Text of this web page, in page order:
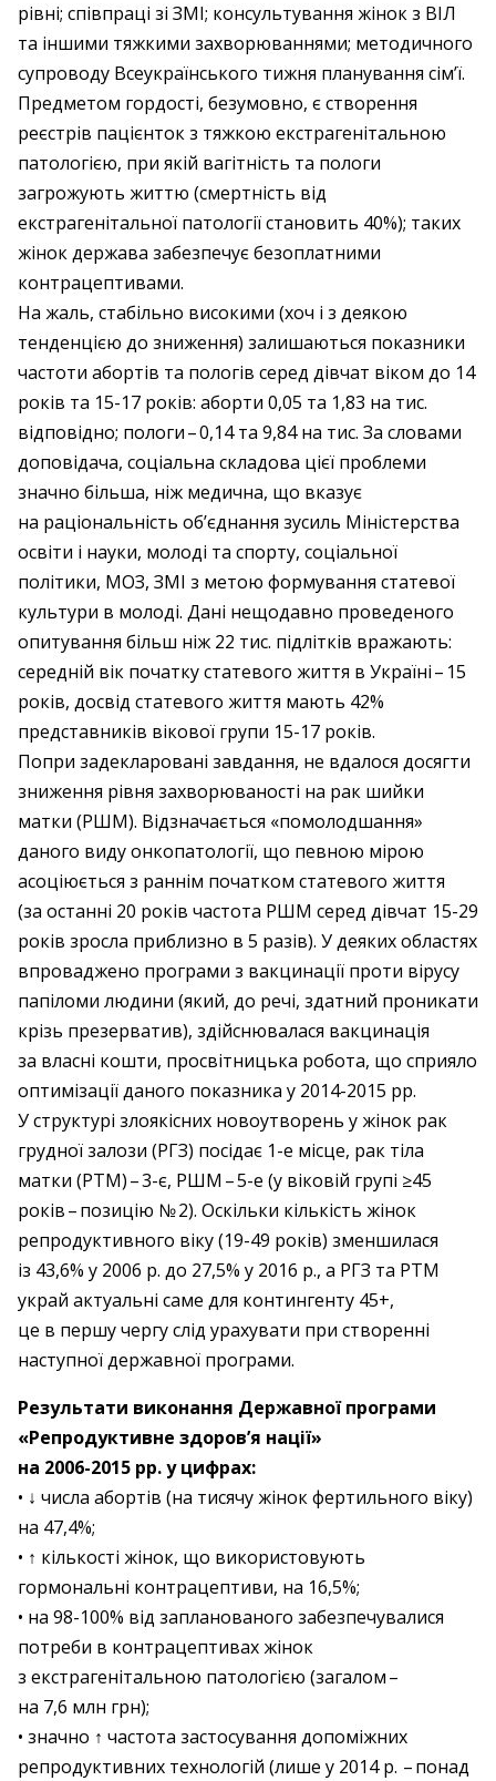
рівні; співпраці зі ЗМІ; консультування жінок з ВІЛ
та іншими тяжкими захворюваннями; методичного
супроводу Всеукраїнського тижня планування сім’ї.
Предметом гордості, безумовно, є створення
реєстрів пацієнток з тяжкою екстрагенітальною
патологією, при якій вагітність та пологи
загрожують життю (смертність від
екстрагенітальної патології становить 40%); таких
жінок держава забезпечує безоплатними
контрацептивами.
На жаль, стабільно високими (хоч і з деякою
тенденцією до зниження) залишаються показники
частоти абортів та пологів серед дівчат віком до 14
років та 15-17 років: аборти 0,05 та 1,83 на тис.
відповідно; пологи – ​0,14 та 9,84 на тис. За словами
доповідача, соціальна складова цієї проблеми
значно більша, ніж медична, що вказує
на раціональність об’єднання зусиль Міністерства
освіти і науки, молоді та спорту, соціальної
політики, МОЗ, ЗМІ з метою формування статевої
культури в молоді. Дані нещодавно проведеного
опитування більш ніж 22 тис. підлітків вражають:
середній вік початку статевого життя в Україні – ​15
років, досвід статевого життя мають 42%
представників вікової групи 15-17 років.
Попри задекларовані завдання, не вдалося досягти
зниження рівня захворюваності на рак шийки
матки (РШМ). Відзначається «помолодшання»
даного виду онкопатології, що певною мірою
асоціюється з раннім початком статевого життя
(за останні 20 років частота РШМ серед дівчат 15-29
років зросла приблизно в 5 разів). У деяких областях
впроваджено програми з вакцинації проти вірусу
папіломи людини (який, до речі, здатний проникати
крізь презерватив), здійснювалася вакцинація
за власні кошти, просвітницька робота, що сприяло
оптимізації даного показника у 2014-2015 рр.
У структурі злоякісних новоутворень у жінок рак
грудної залози (РГЗ) посідає 1-е місце, рак тіла
матки (РТМ) – ​3-є, РШМ – ​5-е (у віковій групі ≥45
років – ​позицію № 2). Оскільки кількість жінок
репродуктивного віку (19-49 років) зменшилася
із 43,6% у 2006 р. до 27,5% у 2016 р., а РГЗ та РТМ
украй актуальні саме для контингенту 45+,
це в першу чергу слід урахувати при створенні
наступної державної програми.
Результати виконання Державної програми
«Репродуктивне здоров’я нації»
на 2006-2015 рр. у цифрах:
• ↓ числа абортів (на тисячу жінок фертильного віку)
на 47,4%;
• ↑ кількості жінок, що використовують
гормональні контрацептиви, на 16,5%;
• на 98-100% від запланованого забезпечувалися
потреби в контрацептивах жінок
з екстрагенітальною патологією (загалом – ​
на 7,6 млн грн);
• значно ↑ частота застосування допоміжних
репродуктивних технологій (лише у 2014 р. – ​понад